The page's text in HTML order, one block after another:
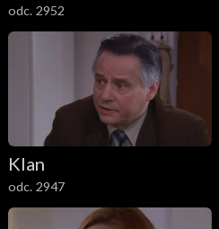
odc. 2952
Klan
odc. 2947